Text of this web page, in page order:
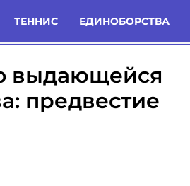
ТЕННИС ЕДИНОБОРСТВА
Новости
выдающейся
предвестие